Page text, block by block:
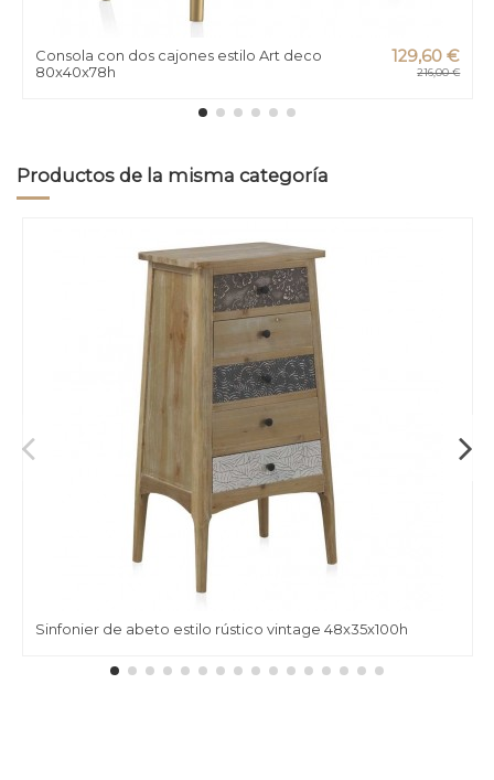
Consola con dos cajones estilo Art deco
80x40x78h
129,60 €
216,00 €
Productos de la misma categoría
Sinfonier de abeto estilo rústico vintage 48x35x100h